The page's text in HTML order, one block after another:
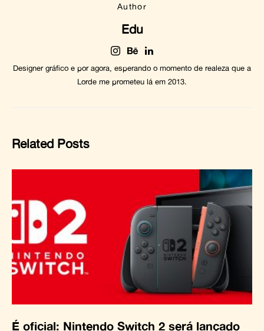
Author
Edu
Designer gráfico e por agora, esperando o momento de realeza que a
Lorde me prometeu lá em 2013.
Related Posts
É oficial: Nintendo Switch 2 será lançado